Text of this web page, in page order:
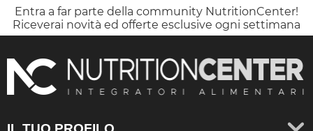
Entra a far parte della community NutritionCenter!
Riceverai novità ed offerte esclusive ogni settimana